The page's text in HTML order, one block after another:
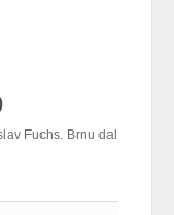
Fuchs. Brnu dal